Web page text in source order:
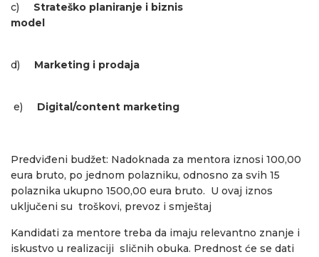
c) Strateško planiranje i biznis
model
d) Marketing i prodaja
e) Digital/content marketing
Predviđeni budžet: Nadoknada za mentora iznosi 100,00
eura bruto, po jednom polazniku, odnosno za svih 15
polaznika ukupno 1500,00 eura bruto. U ovaj iznos
uključeni su troškovi, prevoz i smještaj
Kandidati za mentore treba da imaju relevantno znanje i
iskustvo u realizaciji sličnih obuka. Prednost će se dati